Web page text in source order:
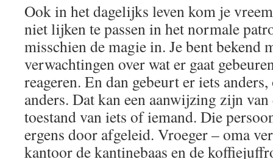
Ook in het dagelijks leven kom je
niet lijken te passen in het normale
misschien de magie in. Je bent bekend
verwachtingen over wat er gaat
reageren. En dan gebeurt er iets
anders. Dat kan een aanwijzing zijn
toestand van iets of iemand. Die
ergens door afgeleid. Vroeger – oma
kantoor de kantinebaas en de